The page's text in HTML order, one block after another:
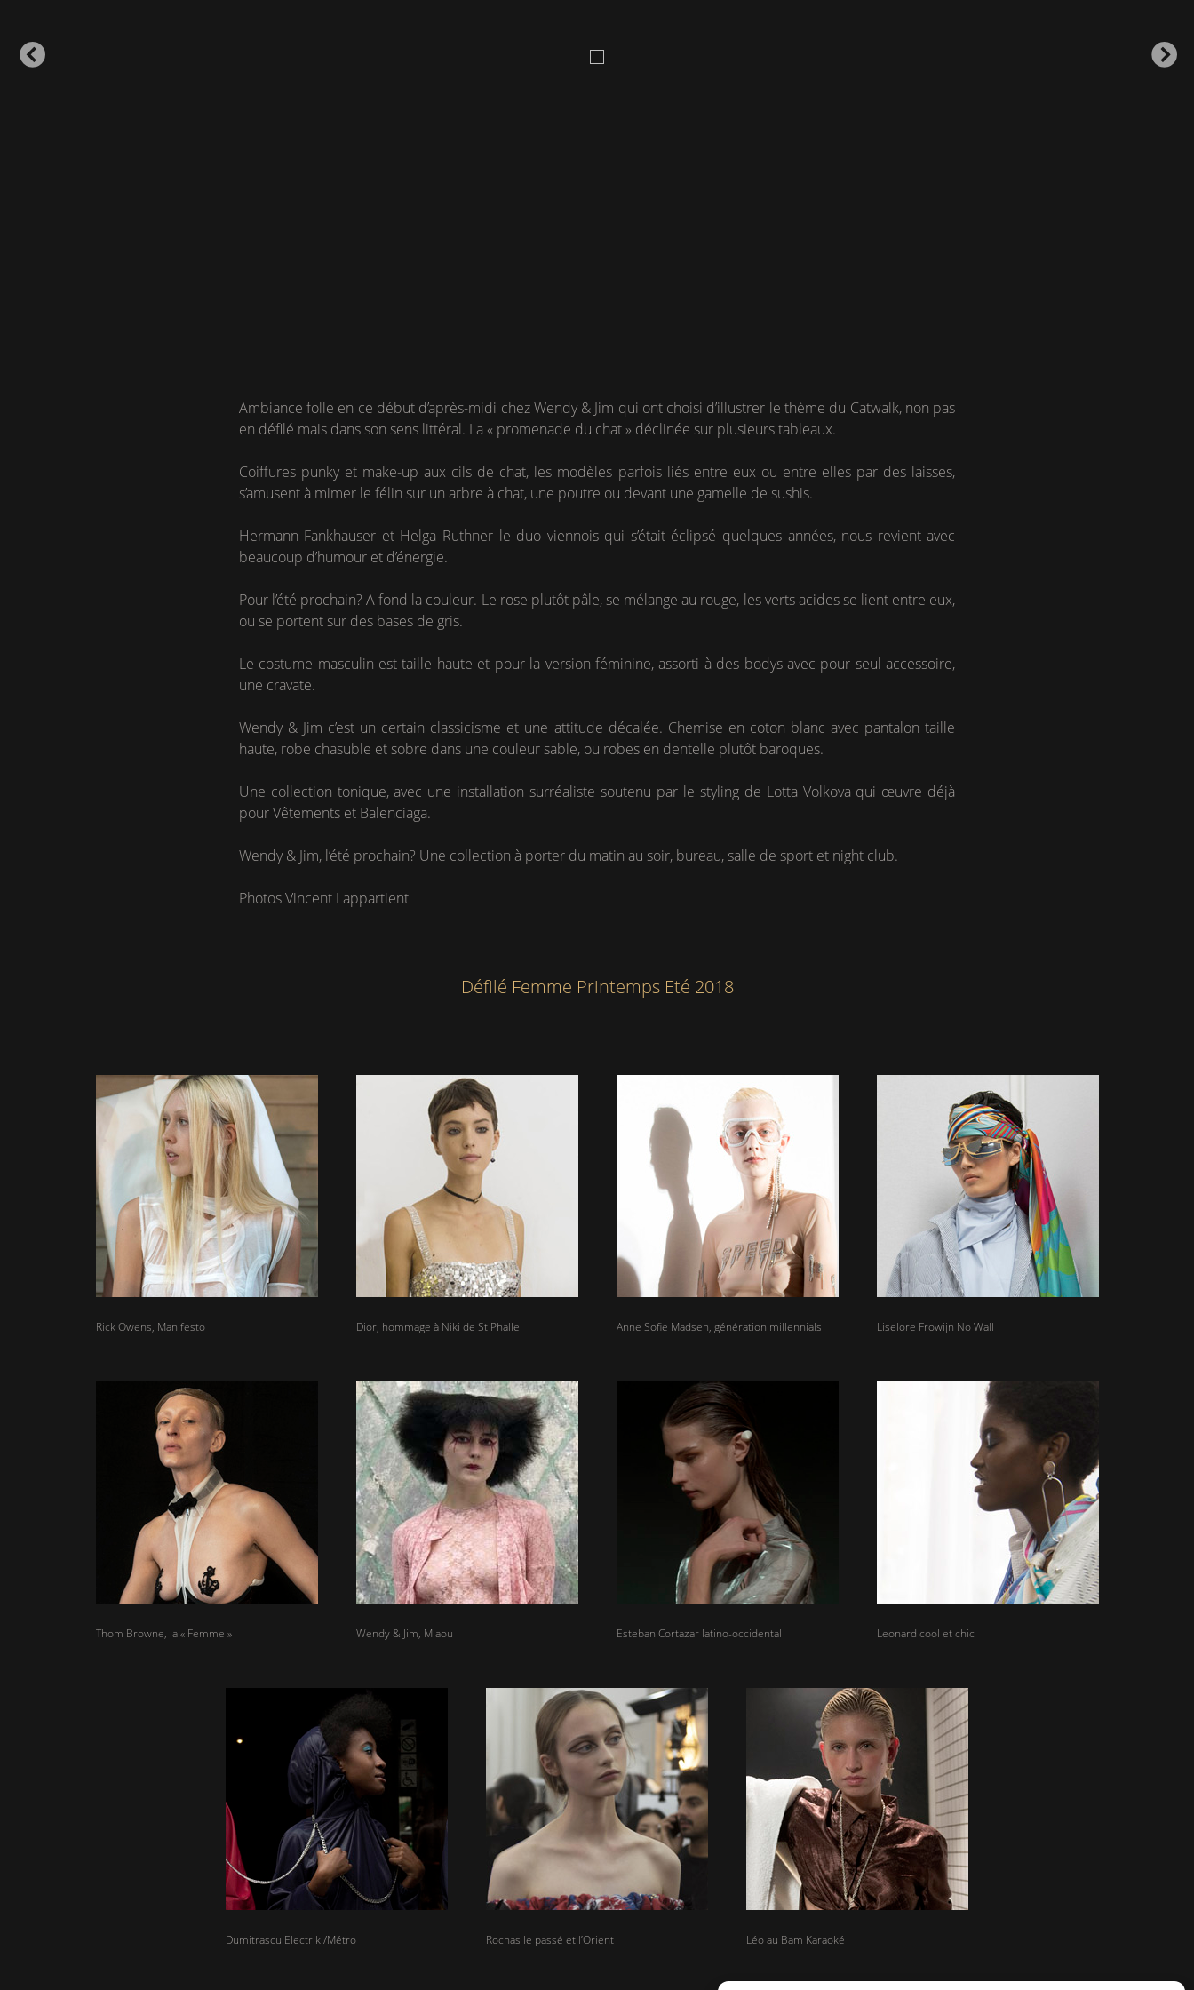
Ambiance folle en ce début d’après-midi chez Wendy & Jim qui ont choisi d’illustrer le thème du Catwalk, non pas
en défilé mais dans son sens littéral. La « promenade du chat » déclinée sur plusieurs tableaux.
Coiffures punky et make-up aux cils de chat, les modèles parfois liés entre eux ou entre elles par des laisses,
s’amusent à mimer le félin sur un arbre à chat, une poutre ou devant une gamelle de sushis.
Hermann Fankhauser et Helga Ruthner le duo viennois qui s’était éclipsé quelques années, nous revient avec
beaucoup d’humour et d’énergie.
Pour l’été prochain? A fond la couleur. Le rose plutôt pâle, se mélange au rouge, les verts acides se lient entre eux,
ou se portent sur des bases de gris.
Le costume masculin est taille haute et pour la version féminine, assorti à des bodys avec pour seul accessoire,
une cravate.
Wendy & Jim c’est un certain classicisme et une attitude décalée. Chemise en coton blanc avec pantalon taille
haute, robe chasuble et sobre dans une couleur sable, ou robes en dentelle plutôt baroques.
Une collection tonique, avec une installation surréaliste soutenu par le styling de Lotta Volkova qui œuvre déjà
pour Vêtements et Balenciaga.
Wendy & Jim, l’été prochain? Une collection à porter du matin au soir, bureau, salle de sport et night club.
Photos Vincent Lappartient
Défilé Femme Printemps Eté 2018
Rick Owens, Manifesto Dior, hommage à Niki de St Phalle Anne Sofie Madsen, génération millennials Liselore Frowijn No Wall
Thom Browne, la « Femme » Wendy & Jim, Miaou Esteban Cortazar latino-occidental Leonard cool et chic
Dumitrascu Electrik /Métro Rochas le passé et l’Orient Léo au Bam Karaoké